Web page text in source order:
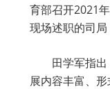
育部召开2021
现场述职的司
田学军指
展内容丰富、